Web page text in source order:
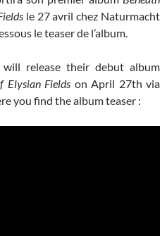
le 27 avril chez Naturmacht
le teaser de l’album.
will release their debut album
Elysian Fields on April 27th via
you find the album teaser :